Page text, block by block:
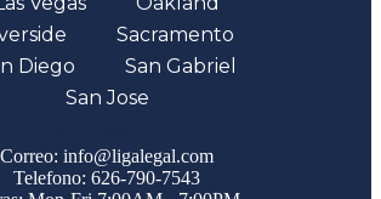
Sacramento
Diego
San Gabriel
San Jose
Correo: info@ligalegal.com
Telefono: 626-790-7543